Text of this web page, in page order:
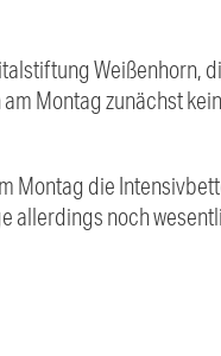
Weißenhorn,
Montag zunächst
Montag die
allerdings noch